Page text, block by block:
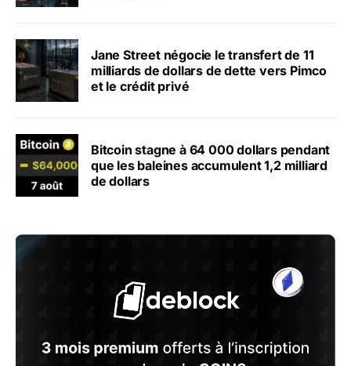
Jane Street négocie le transfert de 11
milliards de dollars de dette vers Pimco
et le crédit privé
Bitcoin stagne à 64 000 dollars pendant
que les baleines accumulent 1,2 milliard
de dollars